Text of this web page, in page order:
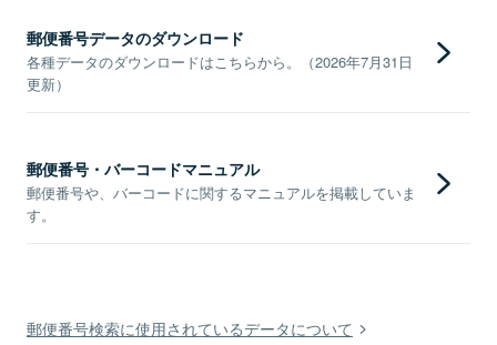
郵便番号データのダウンロード
各種データのダウンロードはこちらから。（2026年7月31日
更新）
郵便番号・バーコードマニュアル
郵便番号や、バーコードに関するマニュアルを掲載していま
す。
郵便番号検索に使用されているデータについて